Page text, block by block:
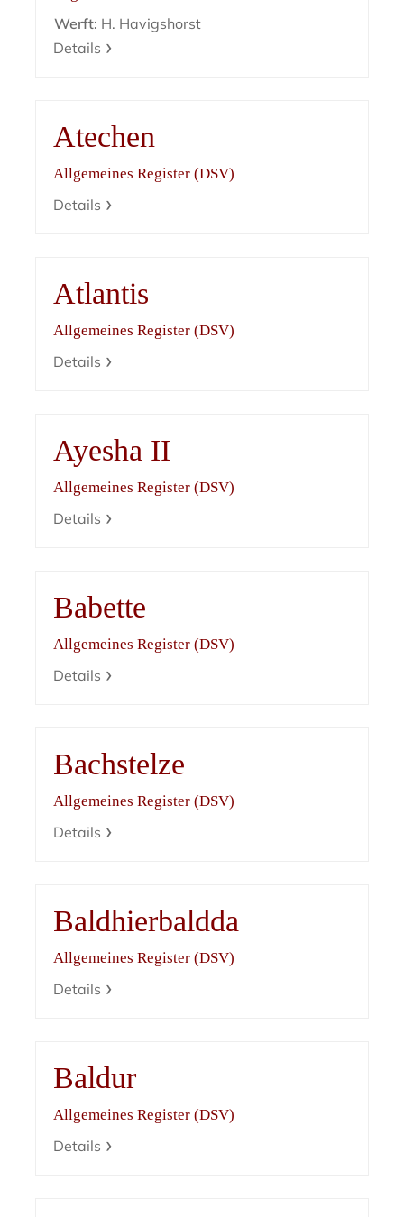
Werft: H. Havigshorst
Details
Atechen
Allgemeines Register (DSV)
Details
Atlantis
Allgemeines Register (DSV)
Details
Ayesha II
Allgemeines Register (DSV)
Details
Babette
Allgemeines Register (DSV)
Details
Bachstelze
Allgemeines Register (DSV)
Details
Baldhierbaldda
Allgemeines Register (DSV)
Details
Baldur
Allgemeines Register (DSV)
Details